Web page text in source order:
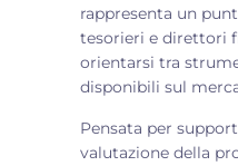
rappresenta un
tesorieri e direttori
orientarsi tra
disponibili sul
Pensata per
valutazione della